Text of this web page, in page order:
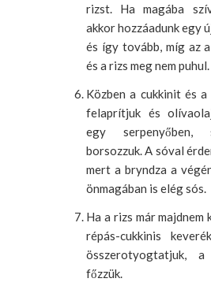
rizst. Ha magába
akkor hozzáadunk egy
és így tovább, míg az
és a rizs meg nem puhul.
Közben a cukkinit és
felaprítjuk és
egy serpenyőben,
borsozzuk. A sóval
mert a bryndza a
önmagában is elég sós.
Ha a rizs már majdnem
répás-cukkinis
összerotyogtatjuk,
főzzük.